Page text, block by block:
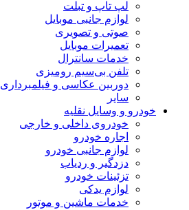
لپ تاپ و تبلت
لوازم جانبی موبایل
صوتی و تصویری
تعمیرات موبایل
خدمات سانترال
تلفن بی‌سیم رومیزی
دوربین عکاسی و فیلمبرداری
سایر
خودرو و وسایل نقلیه
خودروی داخلی و خارجی
اجاره خودرو
لوازم جانبی خودرو
دزدگیر و ردیاب
تزئینات خودرو
لوازم یدکی
خدمات ماشین و موتور